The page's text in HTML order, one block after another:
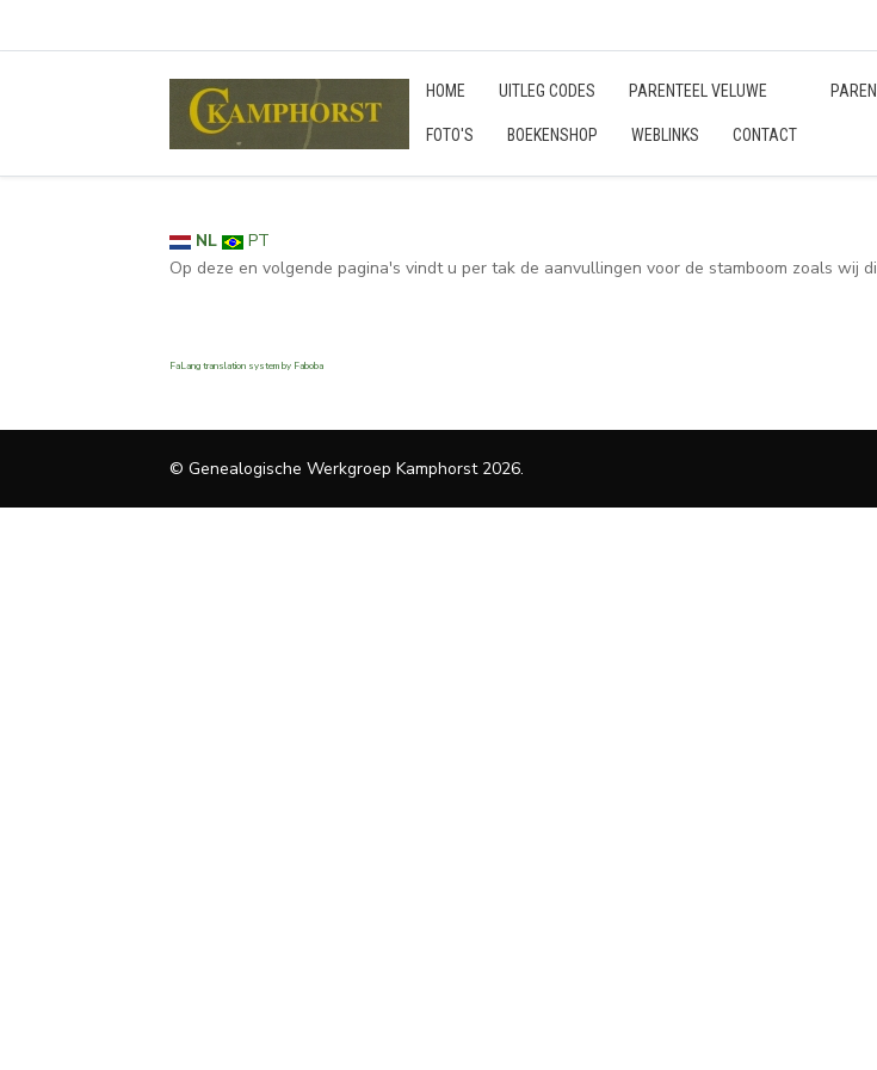
HOME UITLEG CODES PARENTEEL VELUWE
FOTO'S BOEKENSHOP WEBLINKS CONTACT
NL
PT
Op deze en volgende pagina's vindt u per tak de aanvullingen voor de stamboom zoals wij
FaLang translation system by Faboba
© Genealogische Werkgroep Kamphorst 2026.